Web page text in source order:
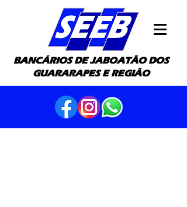
BANCÁRIOS DE JABOATÃO DOS
GUARARAPES E REGIÃO